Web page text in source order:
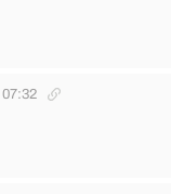
07:32